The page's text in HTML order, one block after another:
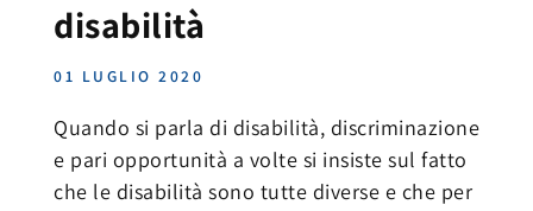
disabilità
01 LUGLIO 2020
Quando si parla di disabilità, discriminazione
e pari opportunità a volte si insiste sul fatto
che le disabilità sono tutte diverse e che per